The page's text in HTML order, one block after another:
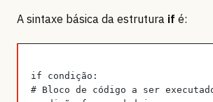
A sintaxe básica da estrutura if é:
if condição:
# Bloco de código a ser